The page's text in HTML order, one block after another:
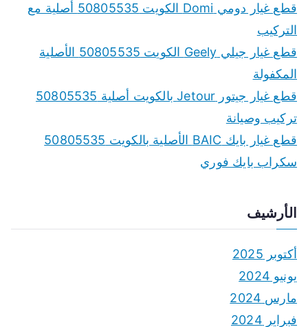
قطع غيار دومي Domi الكويت 50805535 أصلية مع
التركيب
قطع غيار جيلي Geely الكويت 50805535 الأصلية
المكفولة
قطع غيار جيتور Jetour بالكويت أصلية 50805535
تركيب وصيانة
قطع غيار بايك BAIC الأصلية بالكويت 50805535
سكراب بايك فوري
الأرشيف
أكتوبر 2025
يونيو 2024
مارس 2024
فبراير 2024